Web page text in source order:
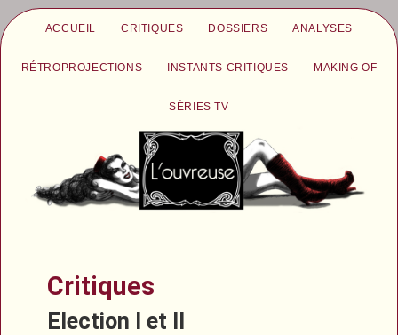
ACCUEIL CRITIQUES DOSSIERS ANALYSES
RÉTROPROJECTIONS INSTANTS CRITIQUES MAKING OF
SÉRIES TV
Critiques
Election I et II